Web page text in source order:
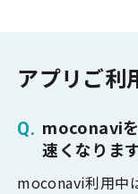
アプリご利
moconavi
速くなりま
moconavi利用中